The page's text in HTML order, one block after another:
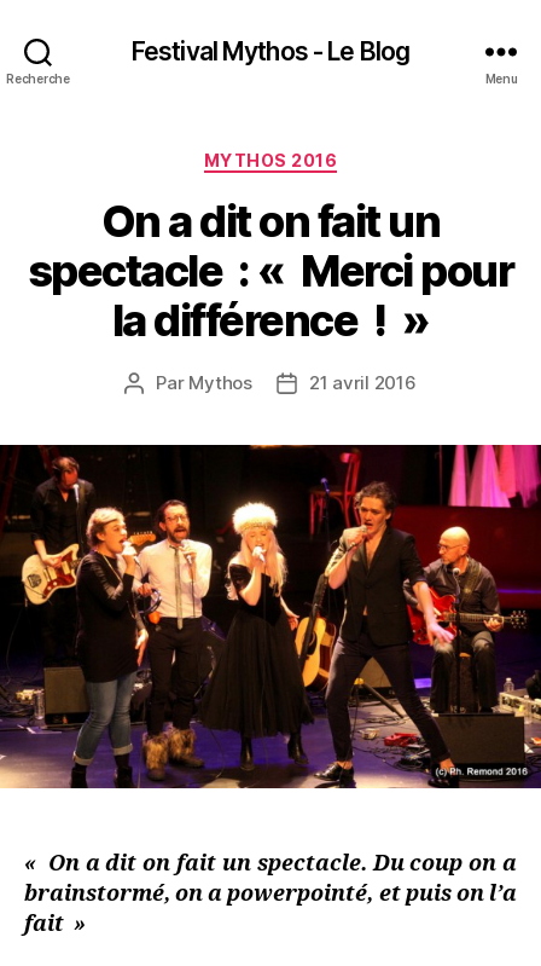
Recherche
Festival Mythos - Le Blog
Menu
Catégories
MYTHOS 2016
On a dit on fait un
spectacle : « Merci pour
la différence ! »
Auteur
Par Mythos
Date21 avril 2016
« On a dit on fait un spectacle. Du coup on a
brainstormé, on a powerpointé, et puis on l’a
fait »